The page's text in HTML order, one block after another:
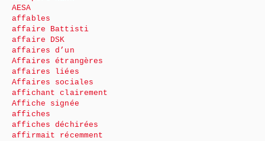
AESA
affables
affaire Battisti
affaire DSK
affaires d’un
Affaires étrangères
affaires liées
Affaires sociales
affichant clairement
Affiche signée
affiches
affiches déchirées
affirmait récemment